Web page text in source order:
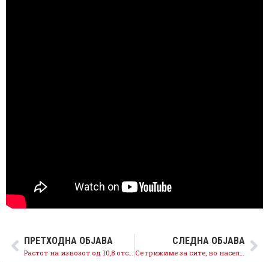
ПРЕТХОДНА ОБЈАВА
Растот на извозот од 10,8 отсто потврдува дека економските политики на СДСМ се на прав пат
СЛЕДНА ОБЈАВА
Се грижиме за сите, во населба Пролет отворен нов дневен центар за лица со попреченост